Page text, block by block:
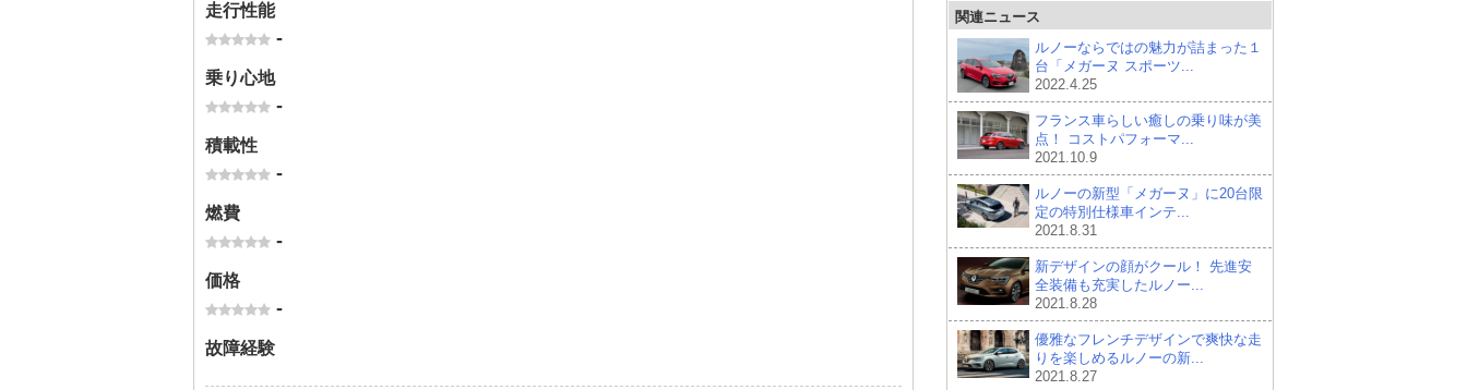
走行性能
-
乗り心地
-
積載性
-
燃費
-
価格
-
故障経験
関連ニュース
ルノーならではの魅力が詰まった１
台「メガーヌ スポーツ...
2022.4.25
フランス車らしい癒しの乗り味が美
点！ コストパフォーマ...
2021.10.9
ルノーの新型「メガーヌ」に20台限
定の特別仕様車インテ...
2021.8.31
新デザインの顔がクール！ 先進安
全装備も充実したルノー...
2021.8.28
優雅なフレンチデザインで爽快な走
りを楽しめるルノーの新...
2021.8.27